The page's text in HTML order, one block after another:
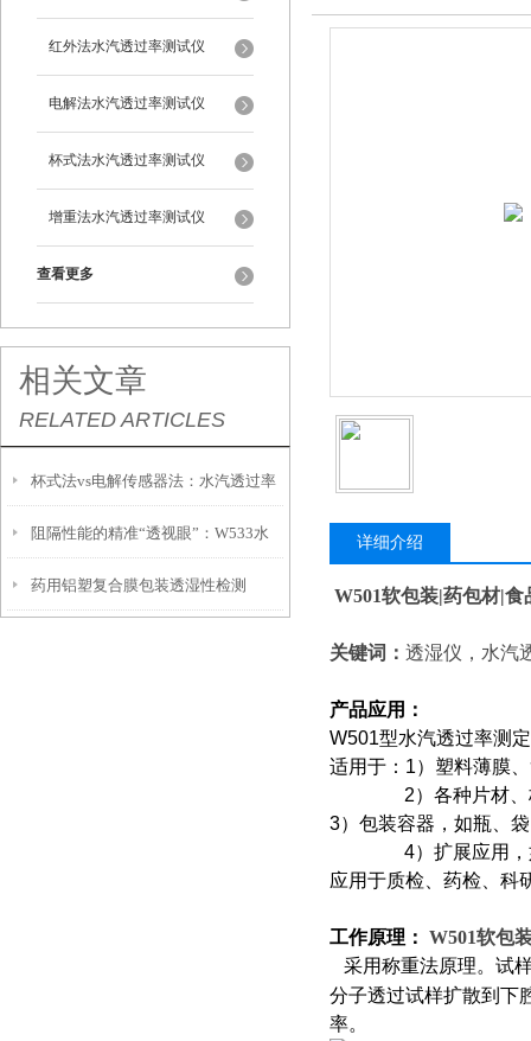
红外法水汽透过率测试仪
电解法水汽透过率测试仪
杯式法水汽透过率测试仪
增重法水汽透过率测试仪
查看更多
相关文章
RELATED ARTICLES
杯式法vs电解传感器法：水汽透过率
测试仪两大技术路线到底怎么选？
阻隔性能的精准“透视眼”：W533水
汽透过率测试仪功能解析
药用铝塑复合膜包装透湿性检测
详细介绍
W501软包装|药包材|食
关键词： 透湿仪，水汽
产品应用：
W501型水汽透过率测
适用于：1）塑料薄膜
2）各种片材
3）包装容器，如瓶、
4）扩展应用
应用于质检、药检、科
工作原理： W501软包
采用称重法原理。试
分子透过试样扩散到下
率。